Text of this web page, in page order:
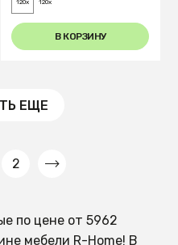
120x 120x
В КОРЗИНУ
ЕЩЕ
2
по цене от 5962
мебели R-Home! В